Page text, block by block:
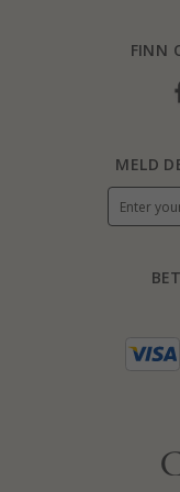
FINN
MELD